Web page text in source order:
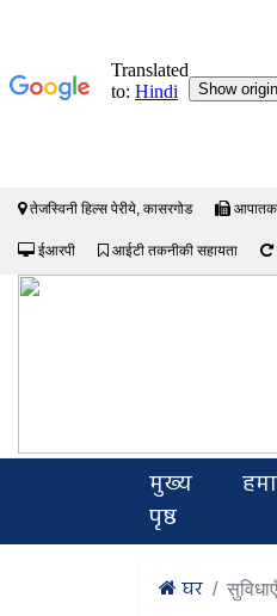
तेजस्विनी हिल्स पेरीये, कासरगोड
ईआरपी आईटी तकनीकी सहायता
मुख्य
पृष्ठ(current)
घर सुविधाएँ